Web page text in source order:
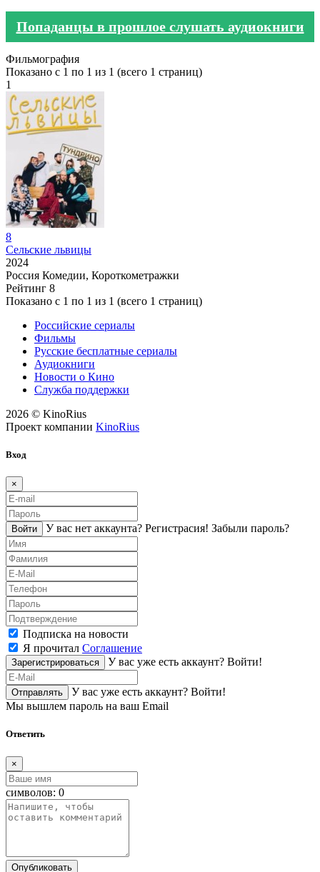
Попаданцы в прошлое слушать аудиокниги
Фильмография
Показано с 1 по 1 из 1 (всего 1 страниц)
1
8
Сельские львицы
2024
Россия Комедии, Короткометражки
Рейтинг 8
Показано с 1 по 1 из 1 (всего 1 страниц)
Российские сериалы
Фильмы
Русские бесплатные сериалы
Аудиокниги
Новости о Кино
Служба поддержки
2026 © KinoRius
Проект компании KinoRius
Вход
×
Войти У вас нет аккаунта? Регистраcия! Забыли пароль?
Подписка на новости
Я прочитал Соглашение
Зарегистрироваться У вас уже есть аккаунт? Войти!
Отправлять У вас уже есть аккаунт? Войти!
Мы вышлем пароль на ваш Email
Ответить
×
символов: 0
Опубликовать